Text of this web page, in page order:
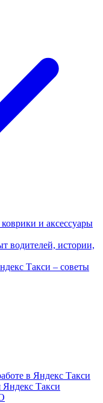
и аксессуары
водителей, истории,
Такси – советы
в Яндекс Такси
Яндекс Такси